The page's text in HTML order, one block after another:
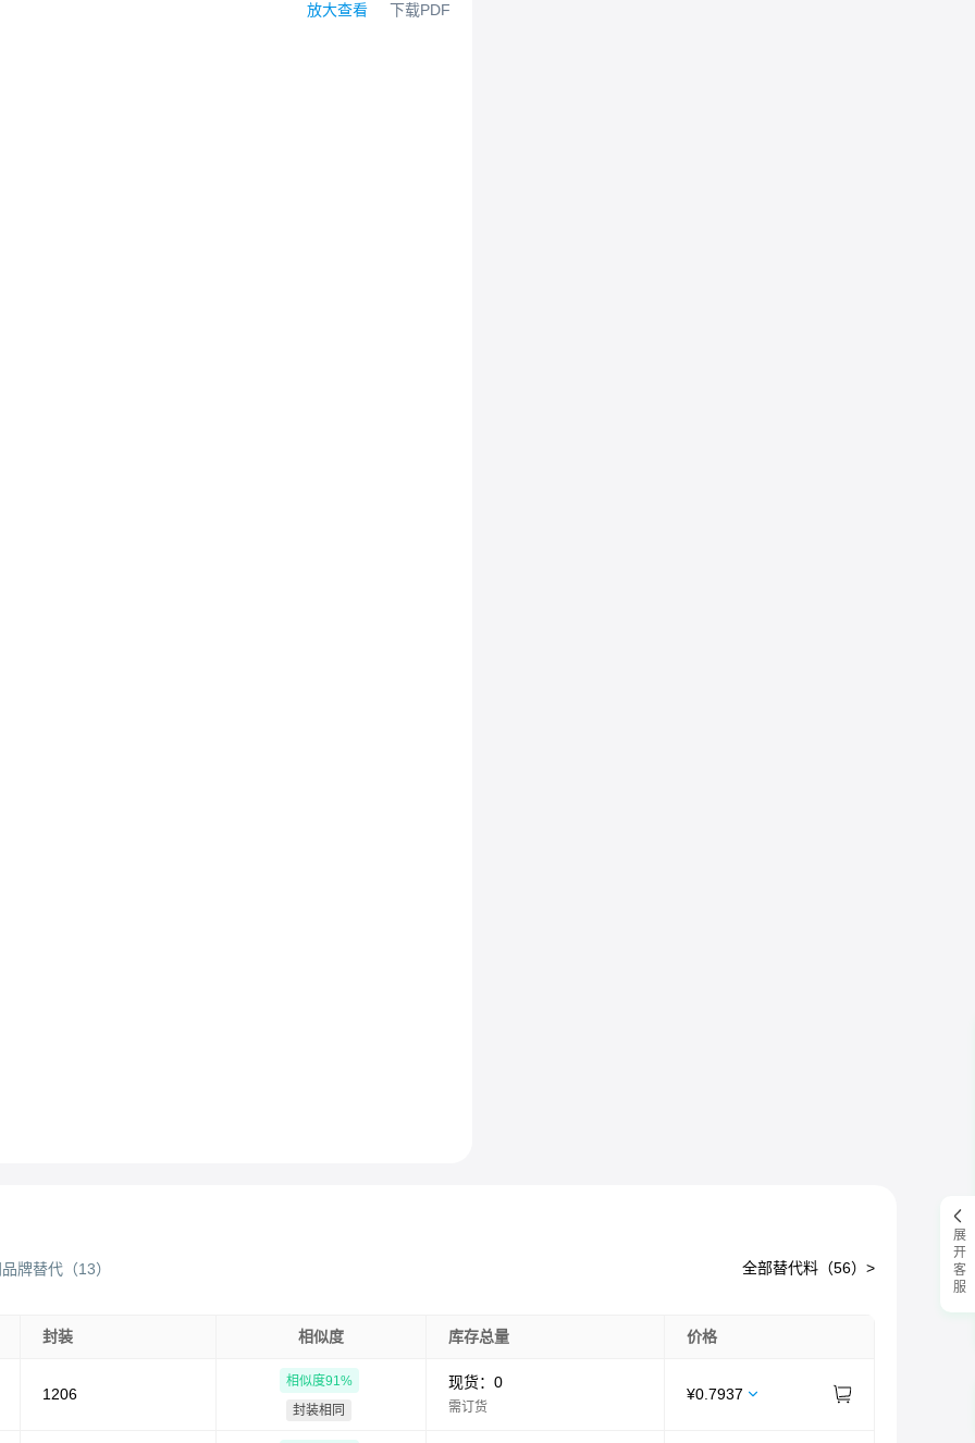
放大查看 下载PDF
牌替代 （13） 全部替代料（56）>
封装 相似度 库存总量 价格
1206
相似度91 %
封装相同
现货： 0
需订货
¥0.7937
展开客服